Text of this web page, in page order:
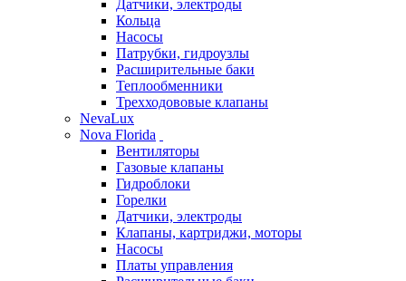
Датчики, электроды
Кольца
Насосы
Патрубки, гидроузлы
Расширительные баки
Теплообменники
Трехходововые клапаны
NevaLux
Nova Florida
Вентиляторы
Газовые клапаны
Гидроблоки
Горелки
Датчики, электроды
Клапаны, картриджи, моторы
Насосы
Платы управления